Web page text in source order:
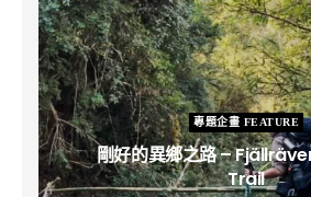
專題企畫 FEATURE
剛好的異鄉之路 –
Trail